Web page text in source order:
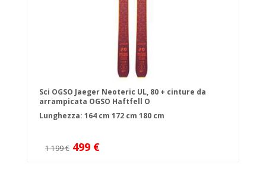
Sci OGSO Jaeger Neoteric UL, 80 + cinture da
arrampicata OGSO Haftfell O
Lunghezza: 164 cm 172 cm 180 cm
1 199 € 499 €